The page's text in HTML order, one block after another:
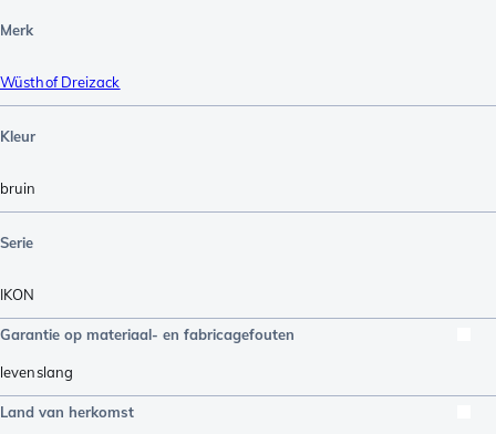
Merk
Wüsthof Dreizack
Kleur
bruin
Serie
IKON
Garantie op materiaal- en fabricagefouten
levenslang
Land van herkomst